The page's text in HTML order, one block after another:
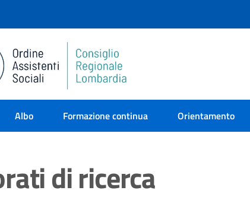
Albo Formazione continua Orientamento
di ricerca